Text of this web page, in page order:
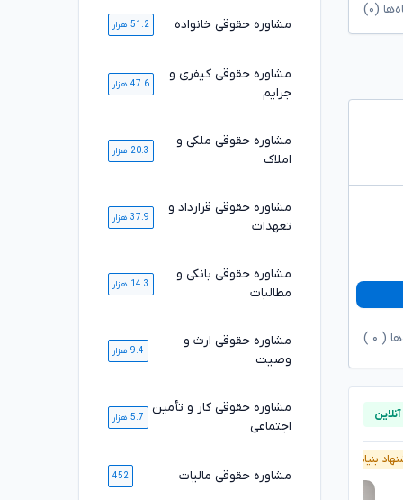
(۰)
( ۰
بنیاد وکلا
مشاوره حقوقی خانواده 51.2 هزار
مشاوره حقوقی کیفری و
جرایم
47.6 هزار
مشاوره حقوقی ملکی و
املاک
20.3 هزار
مشاوره حقوقی قرارداد و
تعهدات
37.9 هزار
مشاوره حقوقی بانکی و
مطالبات
14.3 هزار
مشاوره حقوقی ارث و
وصیت
9.4 هزار
مشاوره حقوقی کار و تأمین
اجتماعی
5.7 هزار
مشاوره حقوقی مالیات 452